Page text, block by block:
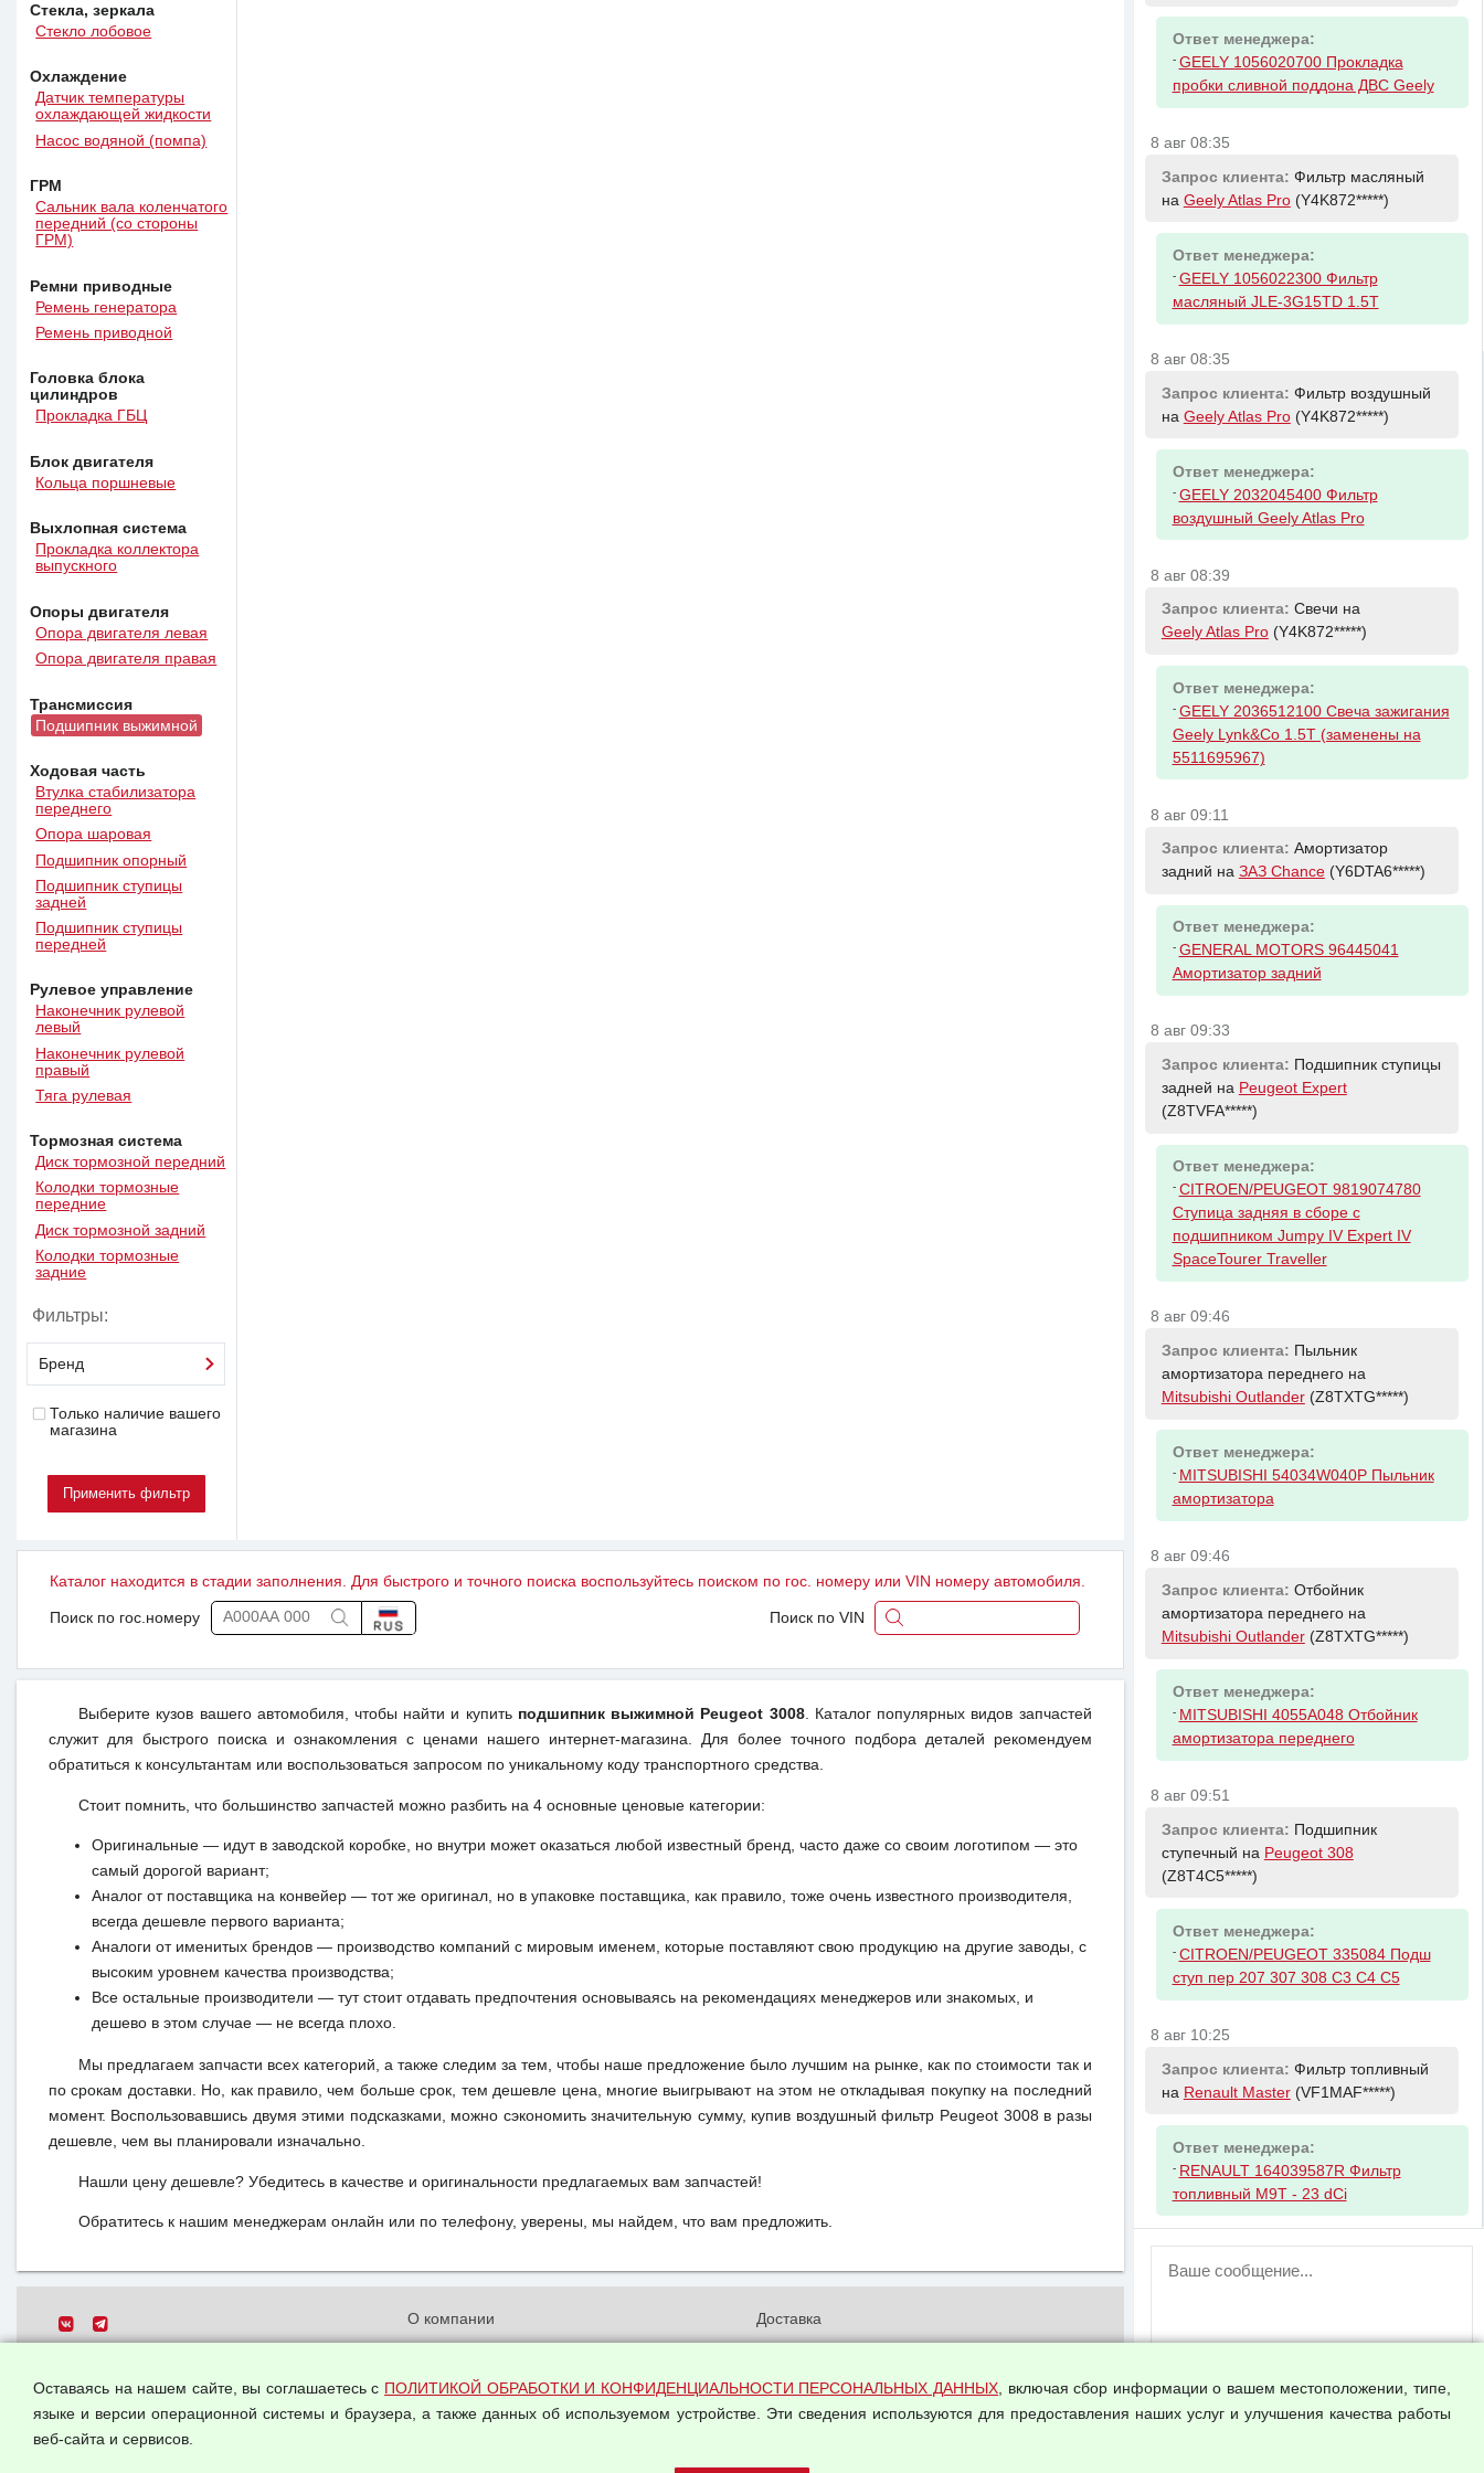
Стекла, зеркала
Стекло лобовое
Охлаждение
Датчик температуры
охлаждающей жидкости
Насос водяной (помпа)
ГРМ
Сальник вала коленчатого
передний (со стороны
ГРМ)
Ремни приводные
Ремень генератора
Ремень приводной
Головка блока
цилиндров
Прокладка ГБЦ
Блок двигателя
Кольца поршневые
Выхлопная система
Прокладка коллектора
выпускного
Опоры двигателя
Опора двигателя левая
Опора двигателя правая
Трансмиссия
Подшипник выжимной
Ходовая часть
Втулка стабилизатора
переднего
Опора шаровая
Подшипник опорный
Подшипник ступицы
задней
Подшипник ступицы
передней
Рулевое управление
Наконечник рулевой
левый
Наконечник рулевой
правый
Тяга рулевая
Тормозная система
Диск тормозной передний
Колодки тормозные
передние
Диск тормозной задний
Колодки тормозные
задние
Фильтры:
Бренд
Только наличие вашего
магазина
Каталог находится в стадии заполнения. Для быстрого и точного поиска воспользуйтесь поиском по гос. номеру или VIN номеру автомобиля.
Поиск по гос.номеру Поиск по VIN
Выберите кузов вашего автомобиля, чтобы найти и купить подшипник выжимной Peugeot 3008. Каталог популярных видов запчастей
служит для быстрого поиска и ознакомления с ценами нашего интернет-магазина. Для более точного подбора деталей рекомендуем
обратиться к консультантам или воспользоваться запросом по уникальному коду транспортного средства.
Стоит помнить, что большинство запчастей можно разбить на 4 основные ценовые категории:
Оригинальные — идут в заводской коробке, но внутри может оказаться любой известный бренд, часто даже со своим логотипом — это
самый дорогой вариант;
Аналог от поставщика на конвейер — тот же оригинал, но в упаковке поставщика, как правило, тоже очень известного производителя,
всегда дешевле первого варианта;
Аналоги от именитых брендов — производство компаний с мировым именем, которые поставляют свою продукцию на другие заводы, с
высоким уровнем качества производства;
Все остальные производители — тут стоит отдавать предпочтения основываясь на рекомендациях менеджеров или знакомых, и
дешево в этом случае — не всегда плохо.
Мы предлагаем запчасти всех категорий, а также следим за тем, чтобы наше предложение было лучшим на рынке, как по стоимости так и
по срокам доставки. Но, как правило, чем больше срок, тем дешевле цена, многие выигрывают на этом не откладывая покупку на последний
момент. Воспользовавшись двумя этими подсказками, можно сэкономить значительную сумму, купив воздушный фильтр Peugeot 3008 в разы
дешевле, чем вы планировали изначально.
Нашли цену дешевле? Убедитесь в качестве и оригинальности предлагаемых вам запчастей!
Обратитесь к нашим менеджерам онлайн или по телефону, уверены, мы найдем, что вам предложить.
Все права защищены.
О компании
данных
Доставка
Оплата и возвраты
Арендодателям
Оставаясь на нашем сайте, вы соглашаетесь с ПОЛИТИКОЙ ОБРАБОТКИ И КОНФИДЕНЦИАЛЬНОСТИ ПЕРСОНАЛЬНЫХ ДАННЫХ, включая сбор информации о вашем местоположении, типе,
языке и версии операционной системы и браузера, а также данных об используемом устройстве. Эти сведения используются для предоставления наших услуг и улучшения качества работы
веб-сайта и сервисов.
Ответ менеджера:
- GEELY 1056020700 Прокладка
пробки сливной поддона ДВС Geely
8 авг 08:35
Запрос клиента: Фильтр масляный
на Geely Atlas Pro(Y4K872*****)
Ответ менеджера:
- GEELY 1056022300 Фильтр
масляный JLE-3G15TD 1.5T
8 авг 08:35
Запрос клиента: Фильтр воздушный
на Geely Atlas Pro(Y4K872*****)
Ответ менеджера:
- GEELY 2032045400 Фильтр
воздушный Geely Atlas Pro
8 авг 08:39
Запрос клиента: Свечи на
Geely Atlas Pro(Y4K872*****)
Ответ менеджера:
- GEELY 2036512100 Свеча зажигания
Geely Lynk&Co 1.5T (заменены на
5511695967)
8 авг 09:11
Запрос клиента: Амортизатор
задний на ЗАЗ Chance(Y6DTA6*****)
Ответ менеджера:
- GENERAL MOTORS 96445041
Амортизатор задний
8 авг 09:33
Запрос клиента: Подшипник ступицы
задней на Peugeot Expert
(Z8TVFA*****)
Ответ менеджера:
- CITROEN/PEUGEOT 9819074780
Ступица задняя в сборе с
подшипником Jumpy IV Expert IV
SpaceTourer Traveller
8 авг 09:46
Запрос клиента: Пыльник
амортизатора переднего на
Mitsubishi Outlander(Z8TXTG*****)
Ответ менеджера:
- MITSUBISHI 54034W040P Пыльник
амортизатора
8 авг 09:46
Запрос клиента: Отбойник
амортизатора переднего на
Mitsubishi Outlander(Z8TXTG*****)
Ответ менеджера:
- MITSUBISHI 4055A048 Отбойник
амортизатора переднего
8 авг 09:51
Запрос клиента: Подшипник
ступечный на Peugeot 308
(Z8T4C5*****)
Ответ менеджера:
- CITROEN/PEUGEOT 335084 Подш
ступ пер 207 307 308 C3 C4 C5
8 авг 10:25
Запрос клиента: Фильтр топливный
на Renault Master(VF1MAF*****)
Ответ менеджера:
- RENAULT 164039587R Фильтр
топливный M9T - 23 dCi
ВНИМАНИЕ!
пользователей временно отключена!
аккаунт.